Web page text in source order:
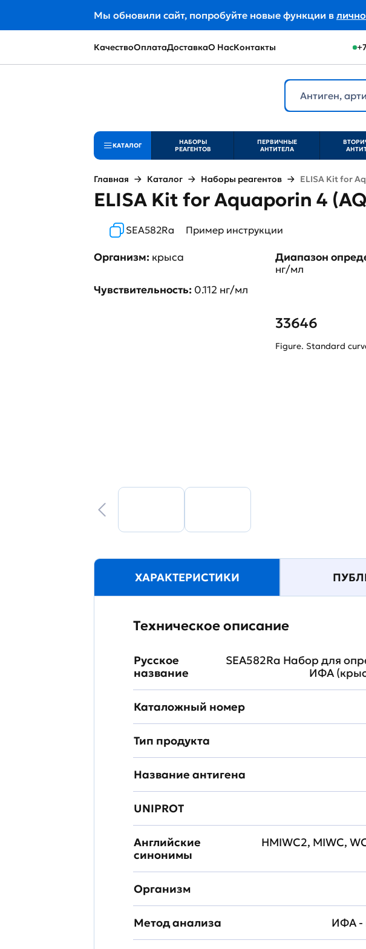
Мы обновили сайт, попробуйте новые функции в
КачествоОплатаДоставкаО НасКонтакты
КАТАЛОГ
НАБОРЫ
РЕАГЕНТОВ
ПЕРВИЧНЫЕ
АНТИТЕЛА
Главная Каталог Наборы реагентов ELISA Kit for
ELISA Kit for Aquaporin 4
SEA582Ra Пример инструкции
Организм: крыса Диапазон
нг/мл
Чувствительность: 0.112 нг/мл
33646
Figure. Standard
ХАРАКТЕРИСТИКИ
Техническое описание
Русское
название
SEA582Ra Набор для
ИФА
Каталожный номер
Тип продукта
Название антигена
UNIPROT
Английские
синонимы
HMIWC2, MIWC,
Организм
Метод анализа ИФА -